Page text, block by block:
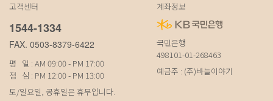
고객센터
1544-1334
FAX. 0503-8379-6422
평 일 : AM 09:00 - PM 17:00
점 심 : PM 12:00 - PM 13:00
토/일요일, 공휴일은 휴무입니다.
계좌정보
국민은행
498101-01-268463
예금주 : (주)바늘이야기